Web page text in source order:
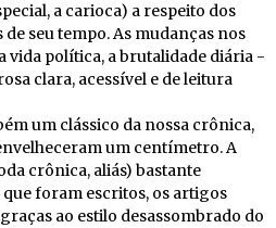
a carioca) a respeito dos
seu tempo. As mudanças nos
vida política, a brutalidade diária -
clara, acessível e de leitura
um clássico da nossa crônica,
um centímetro. A
crônica, aliás) bastante
foram escritos, os artigos
ao estilo desassombrado do